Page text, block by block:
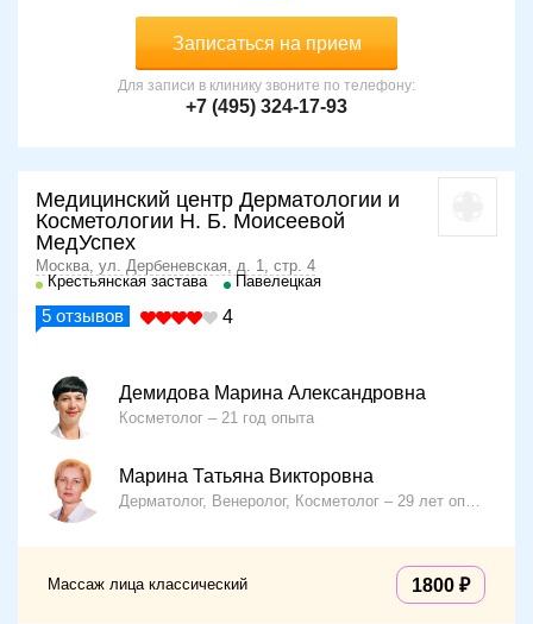
Записаться на прием
Для записи в клинику звоните по телефону:
+7 (495) 324-17-93
Медицинский центр Дерматологии и
Косметологии Н. Б. Моисеевой
МедУспех
Москва, ул. Дербеневская, д. 1, стр. 4
Крестьянская застава
Павелецкая
5 отзывов 4
Демидова Марина Александровна
Косметолог 21 год опыта
Марина Татьяна Викторовна
Дерматолог, Венеролог, Косметолог 29 лет опыта
Массаж лица классический 1800